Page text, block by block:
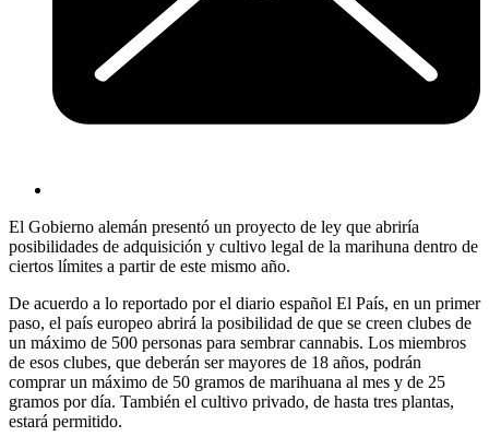
El Gobierno alemán presentó un proyecto de ley que abriría
posibilidades de adquisición y cultivo legal de la marihuna dentro de
ciertos límites a partir de este mismo año.
De acuerdo a lo reportado por el diario español El País, en un primer
paso, el país europeo abrirá la posibilidad de que se creen clubes de
un máximo de 500 personas para sembrar cannabis. Los miembros
de esos clubes, que deberán ser mayores de 18 años, podrán
comprar un máximo de 50 gramos de marihuana al mes y de 25
gramos por día. También el cultivo privado, de hasta tres plantas,
estará permitido.